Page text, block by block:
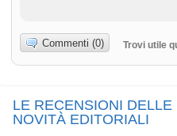
Commenti (0) Trovi utile
LE RECENSIONI
NOVITÀ EDITORIALI